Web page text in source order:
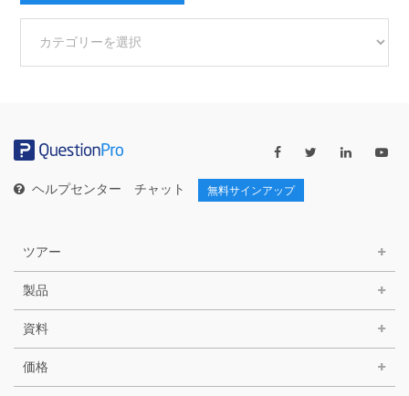
カ
ー
ヘルプセンター チャット 無料サインアップ
ツアー
製品
資料
価格